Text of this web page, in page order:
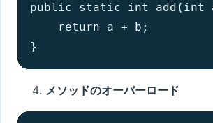
public static int add(int
    return a + b;
}
メソッドのオーバーロード